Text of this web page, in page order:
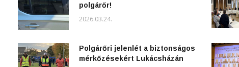
polgárőr!
2026.03.24.
Polgárőri jelenlét a biztonságos
mérkőzésekért Lukácsházán